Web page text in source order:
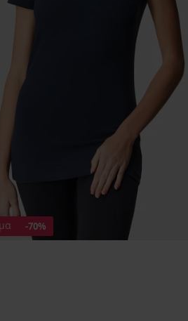
-70%